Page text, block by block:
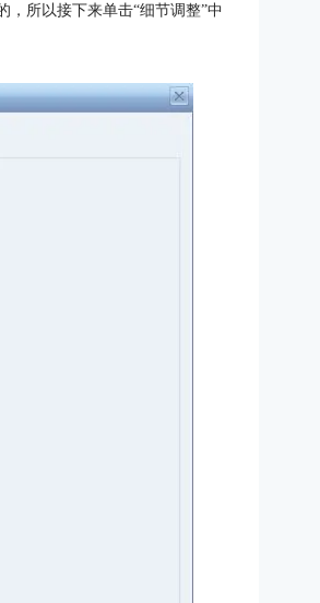
所以接下来单击“细节调整”中